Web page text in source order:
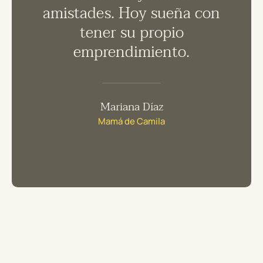
amistades. Hoy sueña con
tener su propio
emprendimiento.
Mariana Díaz
Mamá de Camila